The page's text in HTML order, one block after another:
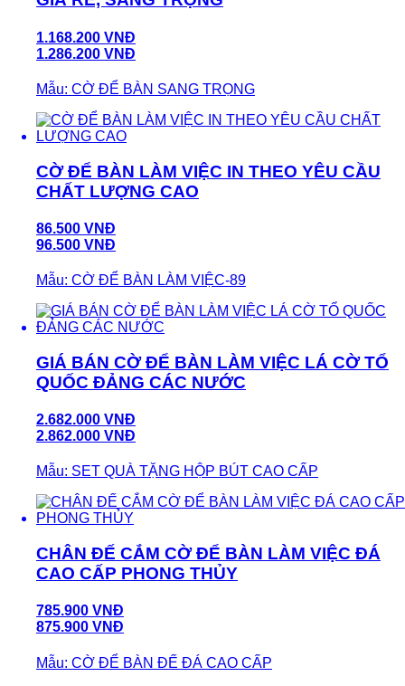
1.168.200 VNĐ
1.286.200 VNĐ
Mẫu: CỜ ĐỂ BÀN SANG TRỌNG
CỜ ĐỂ BÀN LÀM VIỆC IN THEO YÊU CẦU
CHẤT LƯỢNG CAO
86.500 VNĐ
96.500 VNĐ
Mẫu: CỜ ĐỂ BÀN LÀM VIỆC-89
GIÁ BÁN CỜ ĐỂ BÀN LÀM VIỆC LÁ CỜ TỔ
QUỐC ĐẢNG CÁC NƯỚC
2.682.000 VNĐ
2.862.000 VNĐ
Mẫu: SET QUÀ TẶNG HỘP BÚT CAO CẤP
CHÂN ĐẾ CẮM CỜ ĐỂ BÀN LÀM VIỆC ĐÁ
CAO CẤP PHONG THỦY
785.900 VNĐ
875.900 VNĐ
Mẫu: CỜ ĐỂ BÀN ĐẾ ĐÁ CAO CẤP